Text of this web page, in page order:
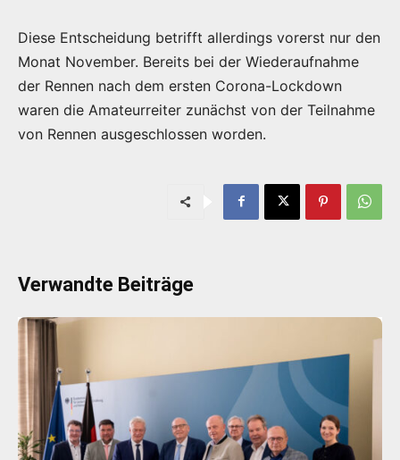
Diese Entscheidung betrifft allerdings vorerst nur den
Monat November. Bereits bei der Wiederaufnahme
der Rennen nach dem ersten Corona-Lockdown
waren die Amateurreiter zunächst von der Teilnahme
von Rennen ausgeschlossen worden.
Verwandte Beiträge